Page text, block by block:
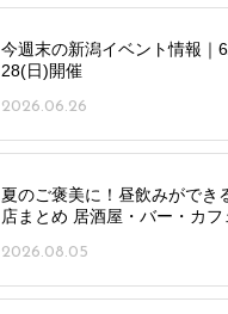
今週末の新潟イベント情報｜
28(日)開催
2026.06.26
夏のご褒美に！昼飲みができ
店まとめ 居酒屋・バー・カフ
2026.08.05